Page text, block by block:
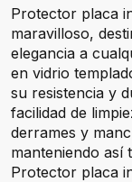
Protector placa
maravilloso,
elegancia a
en vidrio
su resistencia y
facilidad de
derrames y
manteniendo así
Protector placa